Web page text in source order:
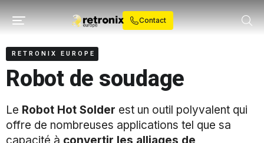
Contact
RETRONIX EUROPE
Robot de soudage
Le Robot Hot Solder est un outil polyvalent qui
offre de nombreuses applications tel que sa